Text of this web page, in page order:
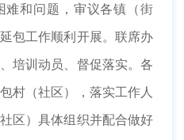
难和问题，审议各镇（街
包工作顺利开展。联席办
培训动员、督促落实。各
村（社区），落实工作人
区）具体组织并配合做好